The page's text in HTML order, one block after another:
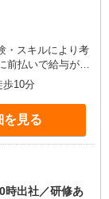
・スキルにより考
前払いで給与が受
車通勤の場合、
場あり）
10分
を見る
時出社／研修あ